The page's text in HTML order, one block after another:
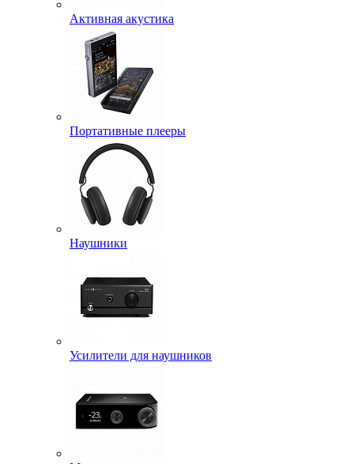
Активная акустика
Портативные плееры
Наушники
Усилители для наушников